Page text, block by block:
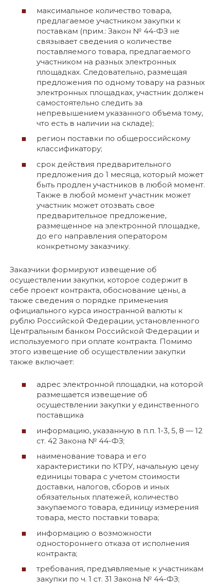
максимальное количество товара,
предлагаемое участником закупки к
поставкам (прим.: Закон № 44-ФЗ не
связывает сведения о количестве
поставляемого товара, предлагаемого
участником на разных электронных
площадках. Следовательно, размещая
предложения по одному товару на разных
электронных площадках, участник должен
самостоятельно следить за
непревышением указанного объема тому,
что есть в наличии на складе);
регион поставки по общероссийскому
классификатору;
срок действия предварительного
предложения до 1 месяца, который может
быть продлен участников в любой момент.
Также в любой момент участник может
участник может отозвать свое
предварительное предложение,
размещенное на электронной площадке,
до его направления оператором
конкретному заказчику.
Заказчики формируют извещение об
осуществлении закупки, которое содержит в
себе проект контракта, обоснование цены, а
также сведения о порядке применения
официального курса иностранной валюты к
рублю Российской Федерации, установленного
Центральным банком Российской Федерации и
используемого при оплате контракта. Помимо
этого извещение об осуществлении закупки
также включает:
адрес электронной площадки, на которой
размещается извещение об
осуществлении закупки у единственного
поставщика
информацию, указанную в п.п. 1-3, 5, 8 — 12
ст. 42 Закона № 44-ФЗ;
наименование товара и его
характеристики по КТРУ, начальную цену
единицы товара с учетом стоимости
доставки, налогов, сборов и иных
обязательных платежей, количество
закупаемого товара, единицу измерения
товара, место поставки товара;
информацию о возможности
одностороннего отказа от исполнения
контракта;
требования, предъявляемые к участникам
закупки по ч. 1 ст. 31 Закона № 44-ФЗ;